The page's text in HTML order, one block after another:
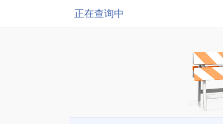
正在查询中